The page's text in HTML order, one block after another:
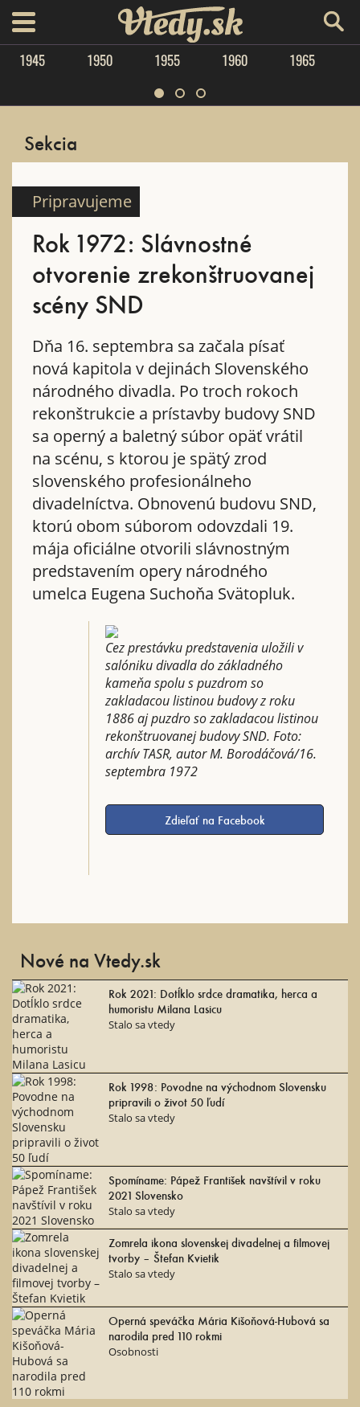
menu Vtedy.sk
1945 1950 1955 1960 1965
Sekcia
Pripravujeme
Rok 1972: Slávnostné
otvorenie zrekonštruovanej
scény SND
Dňa 16. septembra sa začala písať
nová kapitola v dejinách Slovenského
národného divadla. Po troch rokoch
rekonštrukcie a prístavby budovy SND
sa operný a baletný súbor opäť vrátil
na scénu, s ktorou je spätý zrod
slovenského profesionálneho
divadelníctva. Obnovenú budovu SND,
ktorú obom súborom odovzdali 19.
mája oficiálne otvorili slávnostným
predstavením opery národného
umelca Eugena Suchoňa Svätopluk.
Cez prestávku predstavenia uložili v
salóniku divadla do základného
kameňa spolu s puzdrom so
zakladacou listinou budovy z roku
1886 aj puzdro so zakladacou listinou
rekonštruovanej budovy SND. Foto:
archív TASR, autor M. Borodáčová/16.
septembra 1972
Zdieľať na Facebook
Nové na Vtedy.sk
Rok 2021: Dotĺklo srdce dramatika, herca a
humoristu Milana Lasicu
Stalo sa vtedy
Rok 1998: Povodne na východnom Slovensku
pripravili o život 50 ľudí
Stalo sa vtedy
Spomíname: Pápež František navštívil v roku
2021 Slovensko
Stalo sa vtedy
Zomrela ikona slovenskej divadelnej a filmovej
tvorby – Štefan Kvietik
Stalo sa vtedy
Operná speváčka Mária Kišoňová-Hubová sa
narodila pred 110 rokmi
Osobnosti